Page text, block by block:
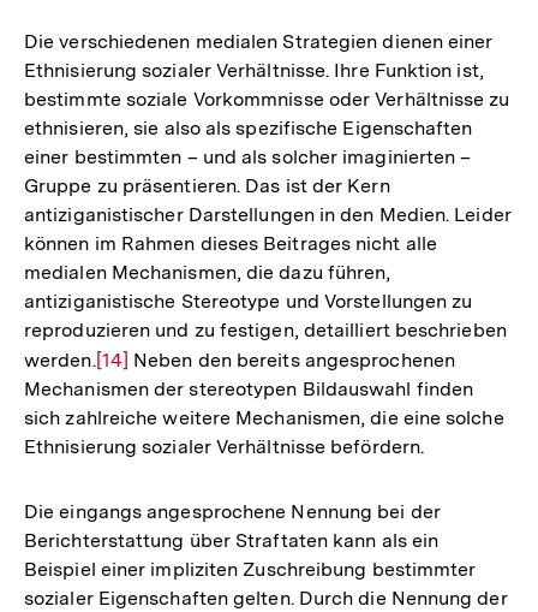
Die verschiedenen medialen Strategien dienen einer
Ethnisierung sozialer Verhältnisse. Ihre Funktion ist,
bestimmte soziale Vorkommnisse oder Verhältnisse zu
ethnisieren, sie also als spezifische Eigenschaften
einer bestimmten – und als solcher imaginierten –
Gruppe zu präsentieren. Das ist der Kern
antiziganistischer Darstellungen in den Medien. Leider
können im Rahmen dieses Beitrages nicht alle
medialen Mechanismen, die dazu führen,
antiziganistische Stereotype und Vorstellungen zu
reproduzieren und zu festigen, detailliert beschrieben
werden.Zur
Auflösung
der
Fußnote
[14] Neben den bereits angesprochenen
Mechanismen der stereotypen Bildauswahl finden
sich zahlreiche weitere Mechanismen, die eine solche
Ethnisierung sozialer Verhältnisse befördern.
Die eingangs angesprochene Nennung bei der
Berichterstattung über Straftaten kann als ein
Beispiel einer impliziten Zuschreibung bestimmter
sozialer Eigenschaften gelten. Durch die Nennung der